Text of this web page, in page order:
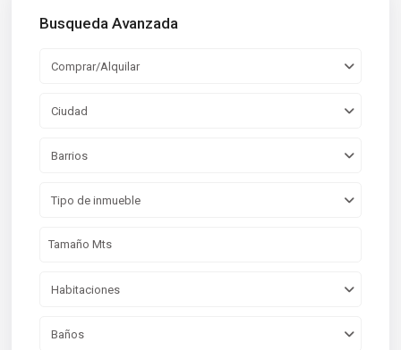
Busqueda Avanzada
Comprar/Alquilar
Ciudad
Barrios
Tipo de inmueble
Habitaciones
Baños